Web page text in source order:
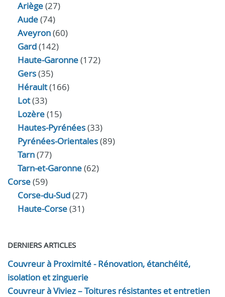
Ariège(27)
Aude(74)
Aveyron(60)
Gard(142)
Haute-Garonne(172)
Gers(35)
Hérault(166)
Lot(33)
Lozère(15)
Hautes-Pyrénées(33)
Pyrénées-Orientales(89)
Tarn(77)
Tarn-et-Garonne(62)
Corse(59)
Corse-du-Sud(27)
Haute-Corse(31)
DERNIERS ARTICLES
Couvreur à Proximité - Rénovation, étanchéité,
isolation et zinguerie
Couvreur à Viviez – Toitures résistantes et entretien